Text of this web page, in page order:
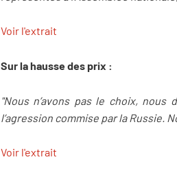
Voir l'extrait
Sur la hausse des prix :
"Nous n’avons pas le choix,
l’agression commise par la Russie.
Voir l'extrait